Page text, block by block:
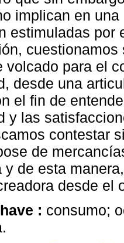
implican en
estimuladas por
volcado para el
desde una
el fin de
y las
contestar
de
y de esta
desde el
: consumo;